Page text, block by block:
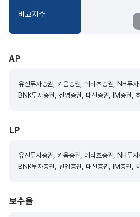
비교지수
AP
유진투자증권, 키움증권, 메리츠증권, NH투자
BNK투자증권, 신영증권, 대신증권, IM증권,
LP
유진투자증권, 키움증권, 메리츠증권, NH투자
BNK투자증권, 신영증권, 대신증권, IM증권,
보수율